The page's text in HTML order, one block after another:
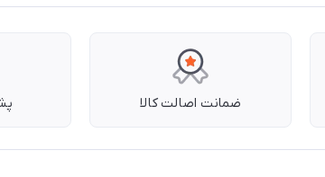
ضمانت اصالت کالا